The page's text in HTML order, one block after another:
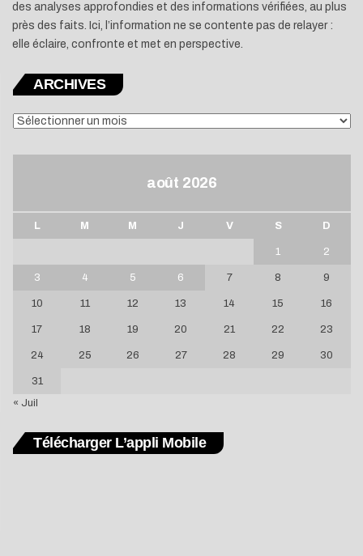
des analyses approfondies et des informations vérifiées, au plus
près des faits. Ici, l’information ne se contente pas de relayer :
elle éclaire, confronte et met en perspective.
ARCHIVES
ARCHIVES
août 2026
L M M J V S D
1 2
3 4 5 6 7 8 9
10 11 12 13 14 15 16
17 18 19 20 21 22 23
24 25 26 27 28 29 30
31
« Juil
Télécharger L’appli Mobile